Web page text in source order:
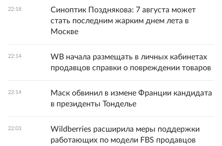
22:18
Синоптик Позднякова: 7 августа может
стать последним жарким днем лета в
Москве
22:14
WB начала размещать в личных кабинетах
продавцов справки о повреждении товаров
22:14
Маск обвинил в измене Франции кандидата
в президенты Тонделье
22:03
Wildberries расширила меры поддержки
работающих по модели FBS продавцов